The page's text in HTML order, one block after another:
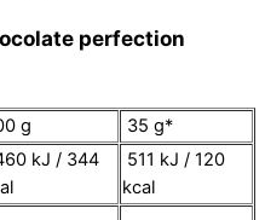
perfection
g 35 g*
kJ / 344
511 kJ / 120
kcal